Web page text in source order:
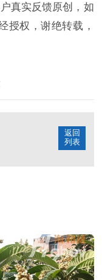
真实反馈原创，如
授权，谢绝转载，
返回
列表